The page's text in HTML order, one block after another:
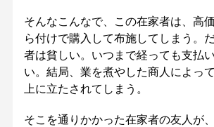
そんなこんなで、この在家者は、高
ら付けで購入して布施してしまう。
者は貧しい。いつまで経っても支払
い。結局、業を煮やした商人によっ
上に立たされてしまう。
そこを通りかかった在家者の友人が